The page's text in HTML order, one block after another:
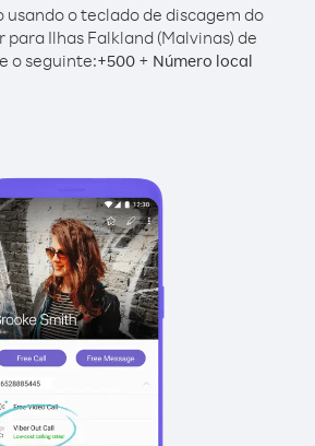
usando o teclado de discagem do
para Ilhas Falkland (Malvinas) de
o seguinte:+500 + Número local